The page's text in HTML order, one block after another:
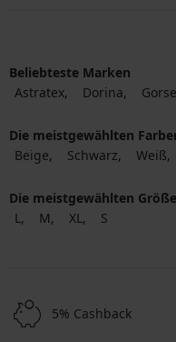
Beliebteste Marken
Astratex
Dorina
Die meistgewählten
Beige
Schwarz Weiß
Die meistgewählten
L
M XL S
5% Cashback